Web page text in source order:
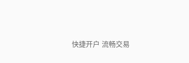
快捷开户 流畅交易